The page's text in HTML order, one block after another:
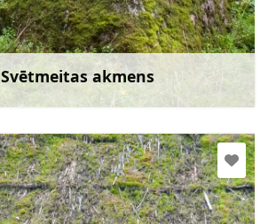
Svētmeitas akmens
Uzzināt vairāk